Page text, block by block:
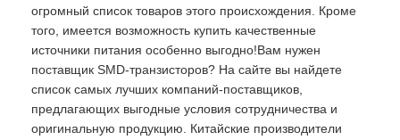
огромный список товаров этого происхождения. Кроме
того, имеется возможность купить качественные
источники питания особенно выгодно!Вам нужен
поставщик SMD-транзисторов? На сайте вы найдете
список самых лучших компаний-поставщиков,
предлагающих выгодные условия сотрудничества и
оригинальную продукцию. Китайские производители